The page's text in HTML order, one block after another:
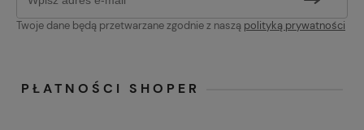
Twoje dane będą przetwarzane zgodnie z naszą polityką prywatności
PŁATNOŚCI SHOPER